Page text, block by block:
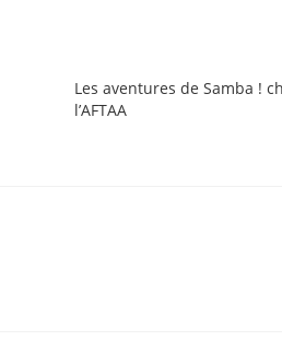
Les aventures de Samba !
l’AFTAA